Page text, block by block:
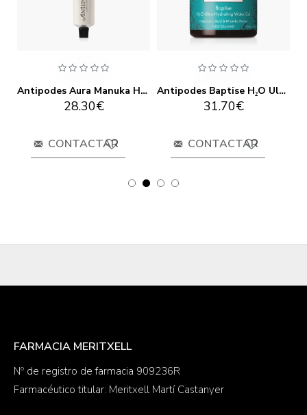
Antipodes Aura Manuka Honey Mask 75ml
28.30€
CONTACTAR
Antipodes Baptise H₂O Ultra-Hydrating Water Gel 60ml
31.70€
CONTACTAR
FARMACIA MERITXELL
Nº de registro de farmacia 909236R
Farmacéutico titular: Meritxell Martí Castanyer